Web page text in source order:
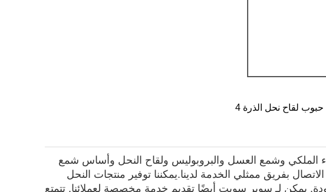
الملكي وشمع العسل والبروبوليس ولقاح النحل وأساس شمع
بفريق ممثلي الخدمة لدينا.يمكننا توفير منتجات النحل
يمكن لـ سوبر سويت أيضًا تقديم خدمة مخصصة لعملائنا. تتمتع